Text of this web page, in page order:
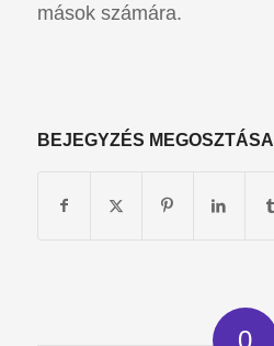
mások számára.
BEJEGYZÉS MEGOSZTÁSA